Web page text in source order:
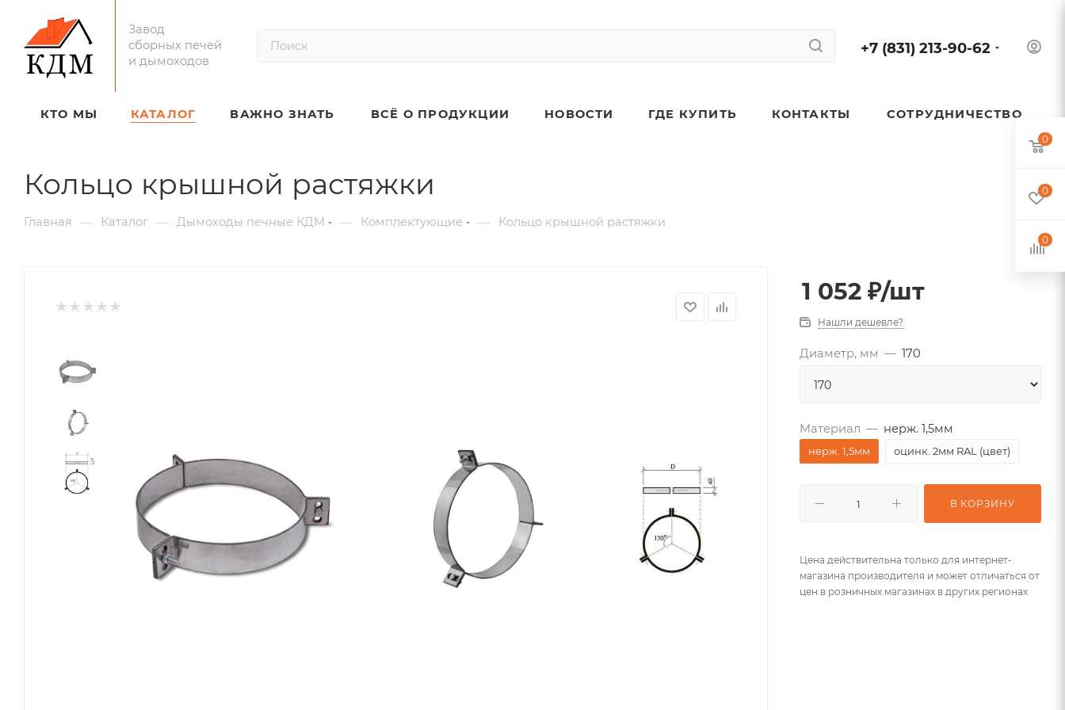
Завод
сборных печей
и дымоходов
+7 (831) 213-90-62
КТО МЫ КАТАЛОГ ВАЖНО ЗНАТЬ ВСЁ О ПРОДУКЦИИ НОВОСТИ ГДЕ КУПИТЬ КОНТАКТЫ СОТРУДНИЧЕСТВО
Кольцо крышной растяжки
Главная — Каталог — Дымоходы печные КДМ — Комплектующие — Кольцо крышной растяжки
1 052 ₽/шт
Нашли дешевле?
Диаметр, мм — 170
Материал — нерж. 1,5мм
нерж. 1,5мм оцинк. 2мм RAL (цвет)
В КОРЗИНУ
Цена действительна только для интернет-
магазина производителя и может отличаться от
цен в розничных магазинах в других регионах
0
0
0